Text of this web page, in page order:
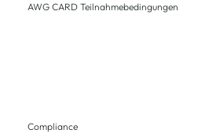
AWG CARD Teilnahmebedingungen
Compliance